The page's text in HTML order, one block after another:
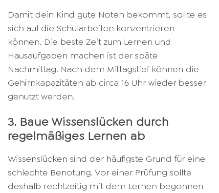
Damit dein Kind gute Noten bekommt, sollte es
sich auf die Schularbeiten konzentrieren
können. Die beste Zeit zum Lernen und
Hausaufgaben machen ist der späte
Nachmittag. Nach dem Mittagstief können die
Gehirnkapazitäten ab circa 16 Uhr wieder besser
genutzt werden.
3. Baue Wissenslücken durch
regelmäßiges Lernen ab
Wissenslücken sind der häufigste Grund für eine
schlechte Benotung. Vor einer Prüfung sollte
deshalb rechtzeitig mit dem Lernen begonnen